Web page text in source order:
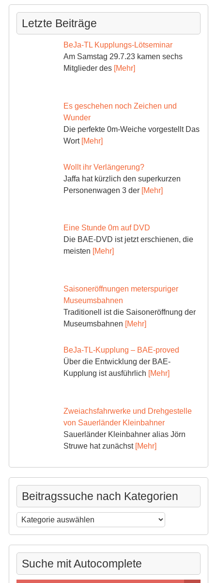
Letzte Beiträge
BeJa-TL Kupplungs-Lötseminar
Am Samstag 29.7.23 kamen sechs
Mitglieder des [Mehr]
Es geschehen noch Zeichen und
Wunder
Die perfekte 0m-Weiche vorgestellt Das
Wort [Mehr]
Wollt ihr Verlängerung?
Jaffa hat kürzlich den superkurzen
Personenwagen 3 der [Mehr]
Eine Stunde 0m auf DVD
Die BAE-DVD ist jetzt erschienen, die
meisten [Mehr]
Saisoneröffnungen meterspuriger
Museumsbahnen
Traditionell ist die Saisoneröffnung der
Museumsbahnen [Mehr]
BeJa-TL-Kupplung – BAE-proved
Über die Entwicklung der BAE-
Kupplung ist ausführlich [Mehr]
Zweiachsfahrwerke und Drehgestelle
von Sauerländer Kleinbahner
Sauerländer Kleinbahner alias Jörn
Struwe hat zunächst [Mehr]
Beitragssuche nach Kategorien
Beitragssuche
nach
Suche mit Autocomplete